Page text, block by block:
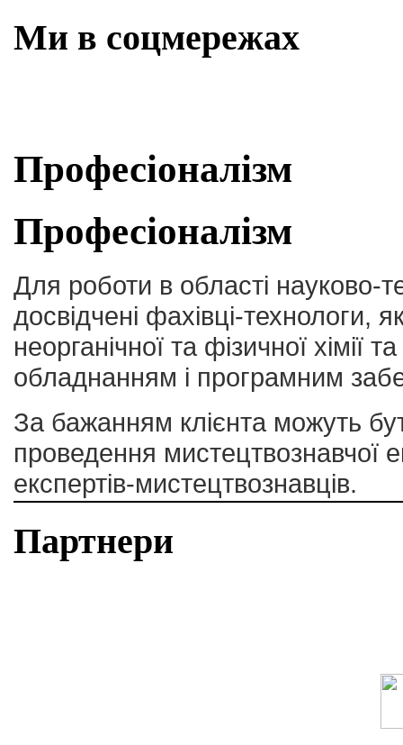
Ми в соцмережах
Skip
content
Професіоналізм
Професіоналізм
Для роботи в області науково-
досвідчені фахівці-технологи,
неорганічної та фізичної хімії
обладнанням і програмним
За бажанням клієнта можуть
проведення мистецтвознавчої
експертів-мистецтвознавців.
Партнери